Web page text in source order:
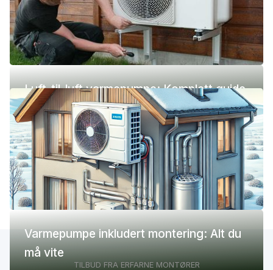
Luft-til-luft varmepumpe: Komplett guide
(pris, fordeler og ulemper)
Varmepumpe inkludert montering: Alt du
må vite
TILBUD FRA ERFARNE MONTØRER